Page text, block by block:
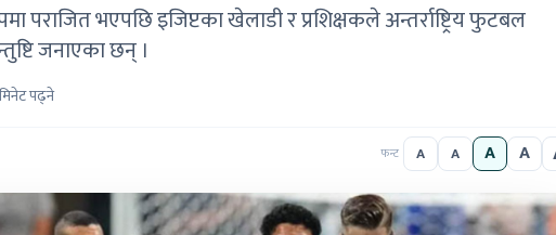
पराजित भएपछि इजिप्टका खेलाडी र प्रशिक्षकले अन्तर्राष्ट्रिय फुटबल
जनाएका छन् ।
पढ्ने
फन्ट A A A A